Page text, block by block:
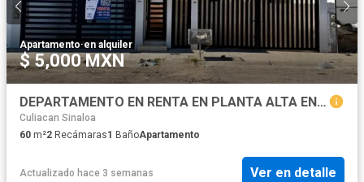
Apartamento·en alquiler
$ 5,000 MXN
DEPARTAMENTO EN RENTA EN PLANTA ALTA EN ZONA LA CONQUISTA
Culiacan Sinaloa
60 m²2 Recámaras1 BañoApartamento
Actualizado hace 3 semanas Ver en detalle